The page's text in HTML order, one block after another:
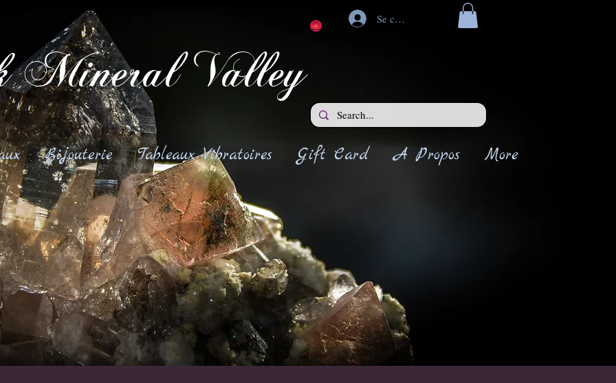
Se connecter
Bijouterie Tableaux Vibratoires Gift Card A Propos More
Valley